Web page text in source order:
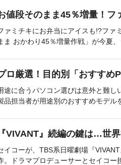
値段そのまま45％増量！フ
ァミチキにお弁当にアイスも!?ファ
ま おかわり45％増量作戦」が今夏
ロ厳選！目的別「おすすめ
途に合うパソコン選びは意外と難
品担当者が用途別のおすすめモデル
『VIVANT』続編の鍵は…世
イコーが、TBS系日曜劇場『
。ドラマプロデューサーとセイコー